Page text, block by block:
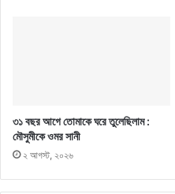
৩১ বছর আগে তোমাকে ঘরে তুলেছিলাম :
মৌসুমীকে ওমর সানী
২ আগস্ট, ২০২৬